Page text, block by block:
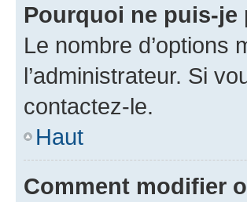
Pourquoi ne puis-je
Le nombre d’options
l’administrateur. Si
contactez-le.
Haut
Comment modifier